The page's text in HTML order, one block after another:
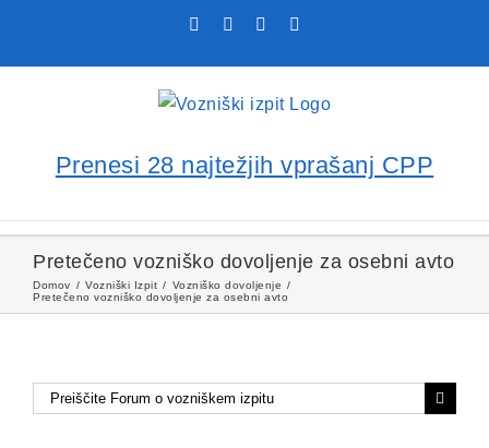
FacebookYouTube
Rss
Prenesi 28 najtežjih vprašanj CPP
Pretečeno vozniško dovoljenje za osebni avto
Domov Vozniški Izpit
Vozniško dovoljenje
Pretečeno vozniško dovoljenje za osebni avto